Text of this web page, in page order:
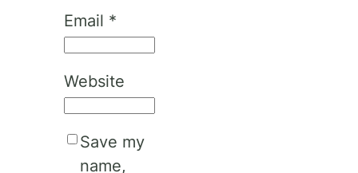
Email *
Website
Save my
name,